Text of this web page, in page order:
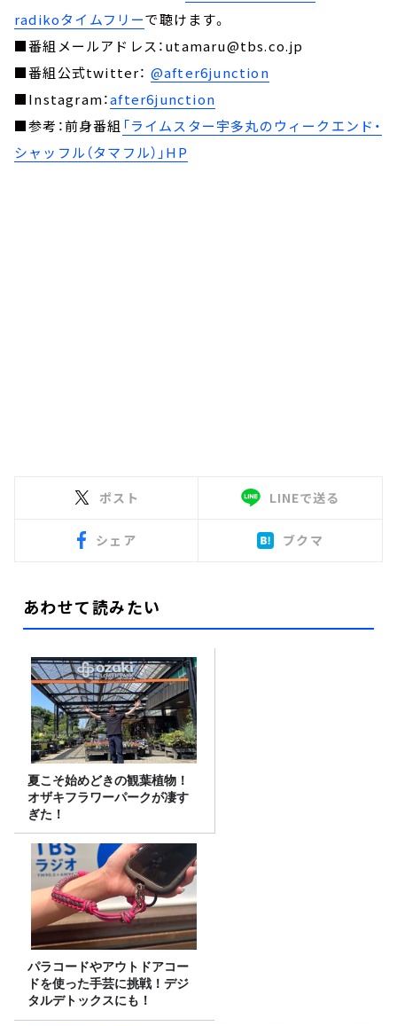
radikoタイムフリーで聴けます。
■番組メールアドレス：utamaru@tbs.co.jp
■番組公式twitter： @after6junction
■Instagram：after6junction
■参考：前身番組 「ライムスター宇多丸のウィークエンド・
シャッフル（タマフル）」HP
ポスト LINEで送る
シェア ブクマ
あわせて読みたい
夏こそ始めどきの観葉植物！
オザキフラワーパークが凄す
ぎた！
パラコードやアウトドアコー
ドを使った手芸に挑戦！デジ
タルデトックスにも！